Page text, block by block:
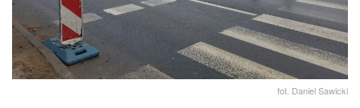
fot. Daniel Sawicki